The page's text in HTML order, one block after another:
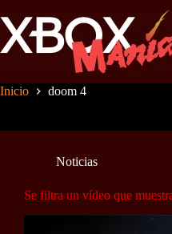
al
contenido
Inicio doom 4
Noticias
Se filtra un vídeo que